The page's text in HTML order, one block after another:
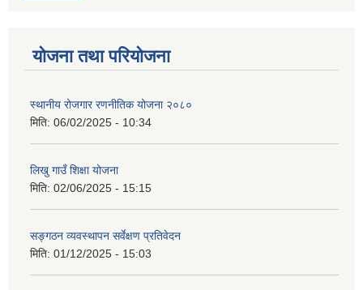
योजना तथा परियोजना
स्थानीय रोजगार रणनीतिक योजना २०८०
मिति: 06/02/2025 - 10:34
लिखु गाउँ शिक्षा योजना
मिति: 02/06/2025 - 15:15
सङ्गठन व्यवस्थापन सर्वेक्षण प्रतिवेदन
मिति: 01/12/2025 - 15:03